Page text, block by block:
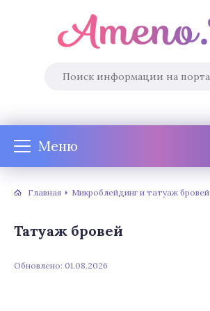
Меню
Главная Микроблейдинг и татуаж бровей
Татуаж бровей
Обновлено: 01.08.2026